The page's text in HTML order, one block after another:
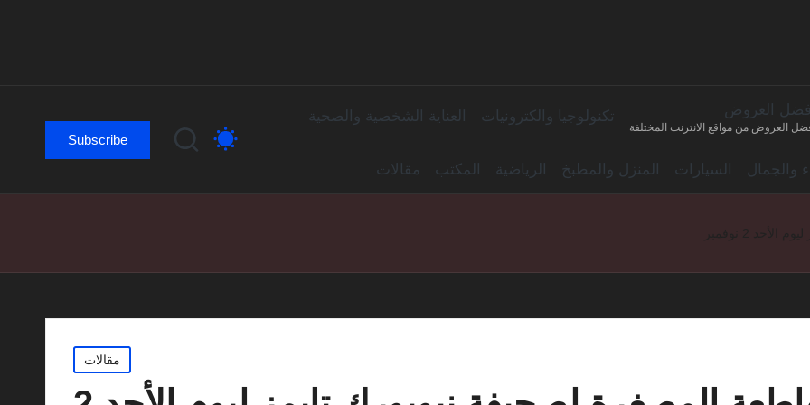
افضل العروض
العروض من مواقع الانترنت المختلفة
تكنولوجيا والكترونيات العناية الشخصية والصحية
والجمال السيارات المنزل والمطبخ الرياضية المكتب مقالات
Subscribe
2 نوفمبر
Posted
in
مقالات